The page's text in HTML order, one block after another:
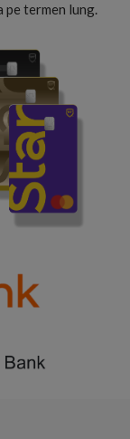
termen lung.